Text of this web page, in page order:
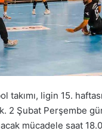
takımı, ligin 15.
2 Şubat Perşembe
mücadele saat